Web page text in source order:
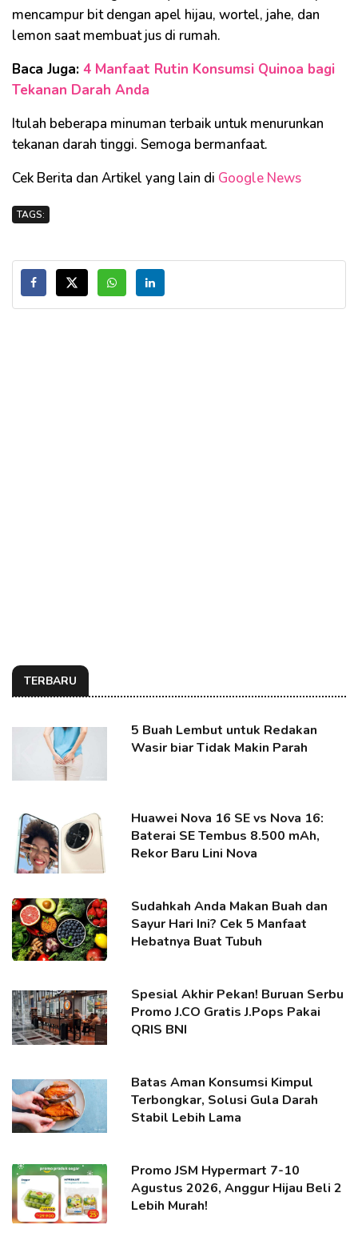
mencampur bit dengan apel hijau, wortel, jahe, dan
lemon saat membuat jus di rumah.
Baca Juga: 4 Manfaat Rutin Konsumsi Quinoa bagi
Tekanan Darah Anda
Itulah beberapa minuman terbaik untuk menurunkan
tekanan darah tinggi. Semoga bermanfaat.
Cek Berita dan Artikel yang lain di Google News
TAGS:
TERBARU
5 Buah Lembut untuk Redakan
Wasir biar Tidak Makin Parah
Huawei Nova 16 SE vs Nova 16:
Baterai SE Tembus 8.500 mAh,
Rekor Baru Lini Nova
Sudahkah Anda Makan Buah dan
Sayur Hari Ini? Cek 5 Manfaat
Hebatnya Buat Tubuh
Spesial Akhir Pekan! Buruan Serbu
Promo J.CO Gratis J.Pops Pakai
QRIS BNI
Batas Aman Konsumsi Kimpul
Terbongkar, Solusi Gula Darah
Stabil Lebih Lama
Promo JSM Hypermart 7-10
Agustus 2026, Anggur Hijau Beli 2
Lebih Murah!